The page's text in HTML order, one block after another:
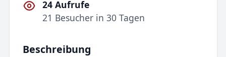
24 Aufrufe
21 Besucher in 30 Tagen
Beschreibung